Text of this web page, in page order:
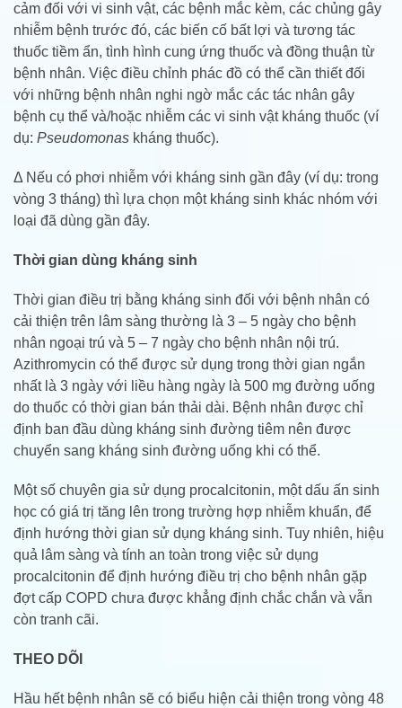
cảm đối với vi sinh vật, các bệnh mắc kèm, các chủng gây
nhiễm bệnh trước đó, các biến cố bất lợi và tương tác
thuốc tiềm ẩn, tình hình cung ứng thuốc và đồng thuận từ
bệnh nhân. Việc điều chỉnh phác đồ có thể cần thiết đối
với những bệnh nhân nghi ngờ mắc các tác nhân gây
bệnh cụ thể và/hoặc nhiễm các vi sinh vật kháng thuốc (ví
dụ: Pseudomonas kháng thuốc).
Δ Nếu có phơi nhiễm với kháng sinh gần đây (ví dụ: trong
vòng 3 tháng) thì lựa chọn một kháng sinh khác nhóm với
loại đã dùng gần đây.
Thời gian dùng kháng sinh
Thời gian điều trị bằng kháng sinh đối với bệnh nhân có
cải thiện trên lâm sàng thường là 3 – 5 ngày cho bệnh
nhân ngoại trú và 5 – 7 ngày cho bệnh nhân nội trú.
Azithromycin có thể được sử dụng trong thời gian ngắn
nhất là 3 ngày với liều hàng ngày là 500 mg đường uống
do thuốc có thời gian bán thải dài. Bệnh nhân được chỉ
định ban đầu dùng kháng sinh đường tiêm nên được
chuyển sang kháng sinh đường uống khi có thể.
Một số chuyên gia sử dụng procalcitonin, một dấu ấn sinh
học có giá trị tăng lên trong trường hợp nhiễm khuẩn, để
định hướng thời gian sử dụng kháng sinh. Tuy nhiên, hiệu
quả lâm sàng và tính an toàn trong việc sử dụng
procalcitonin để định hướng điều trị cho bệnh nhân gặp
đợt cấp COPD chưa được khẳng định chắc chắn và vẫn
còn tranh cãi.
THEO DÕI
Hầu hết bệnh nhân sẽ có biểu hiện cải thiện trong vòng 48